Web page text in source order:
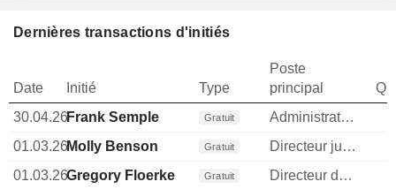
Dernières transactions d'initiés
Date Initié Type
Poste
principal
30.04.26Frank Semple Gratuit Administrateur
01.03.26Molly Benson Gratuit Directeur juridique
01.03.26Gregory Floerke Gratuit Directeur des operations